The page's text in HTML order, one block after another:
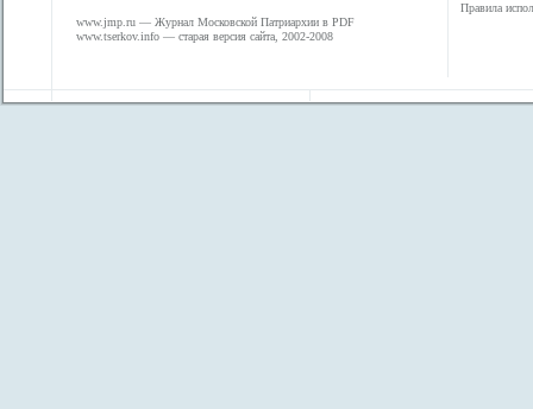
www.jmp.ru — Журнал Московской Патриархии в PDF
www.tserkov.info — старая версия сайта, 2002-2008
Правила